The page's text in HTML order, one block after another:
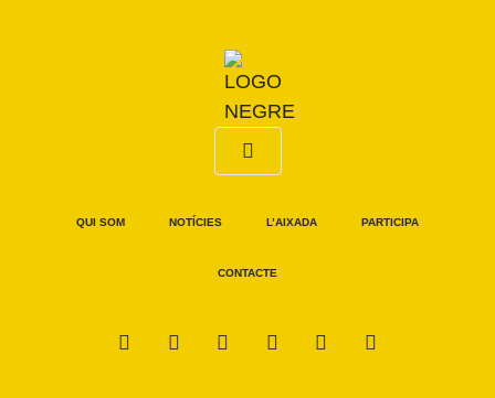
QUI SOM NOTÍCIES L’AIXADA PARTICIPA
CONTACTE